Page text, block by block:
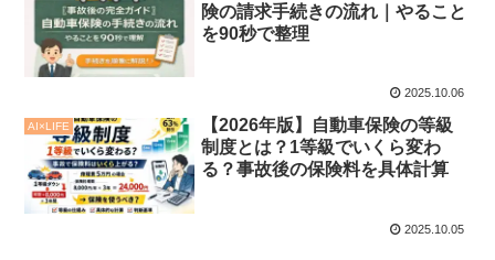
険の請求手続きの流れ｜やること
を90秒で整理
2025.10.06
AI×LIFE
【2026年版】自動車保険の等級
制度とは？1等級でいくら変わ
る？事故後の保険料を具体計算
2025.10.05